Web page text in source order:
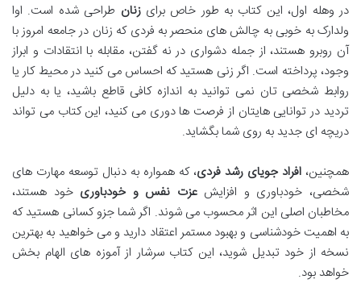
در وهله اول، این کتاب به طور خاص برایزنان طراحی شده است. اوا
ولدارک به خوبی به چالش های منحصر به فردی که زنان در جامعه امروز با
آن روبرو هستند، از جمله دشواری در نه گفتن، مقابله با انتقادات و ابراز
وجود، پرداخته است. اگر زنی هستید که احساس می کنید در محیط کار یا
روابط شخصی تان نمی توانید به اندازه کافی قاطع باشید، یا به دلیل
تردید در توانایی هایتان از فرصت ها دوری می کنید، این کتاب می تواند
دریچه ای جدید به روی شما بگشاید.
همچنین، افراد جویای رشد فردی، که همواره به دنبال توسعه مهارت های
شخصی، خودباوری و افزایشعزت نفس و خودباوری خود هستند،
مخاطبان اصلی این اثر محسوب می شوند. اگر شما جزو کسانی هستید که
به اهمیت خودشناسی و بهبود مستمر اعتقاد دارید و می خواهید به بهترین
نسخه از خود تبدیل شوید، این کتاب سرشار از آموزه های الهام بخش
خواهد بود.